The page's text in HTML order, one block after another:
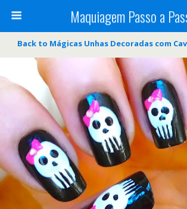
Maquiagem Passo a
Back to Mágicas Unhas Decoradas com